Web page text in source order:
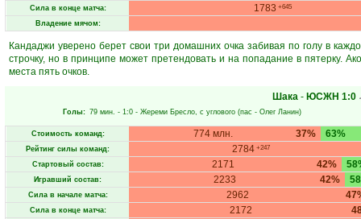
Сила в конце матча: 1783 +645
Владение мячом:
Кандаджи уверено берет свои три домашних очка забивая по голу в
строчку, но в принципе может претендовать и на попадание в пятерку.
места пять очков.
Шака- ЮСЖН 1:0
Голы: 79 мин. - 1:0 - Жереми Бресло, с углового (пас - Олег Ланин)
Стоимость команд: 37%
774 млн. 63%
Рейтинг силы команд: 2784 +247
Стартовый состав: 42%
2171
Игравший состав: 42%
2233
Сила в начале матча: 2962
Сила в конце матча: 2172